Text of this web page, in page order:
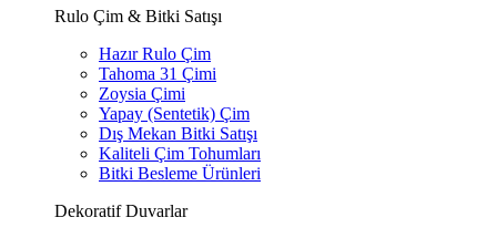
Rulo Çim & Bitki Satışı
Hazır Rulo Çim
Tahoma 31 Çimi
Zoysia Çimi
Yapay (Sentetik) Çim
Dış Mekan Bitki Satışı
Kaliteli Çim Tohumları
Bitki Besleme Ürünleri
Dekoratif Duvarlar